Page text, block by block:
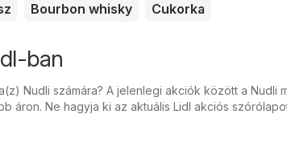
Bourbon whisky Cukorka
ban
Nudli számára? A jelenlegi akciók között a Nudli
áron. Ne hagyja ki az aktuális Lidl akciós